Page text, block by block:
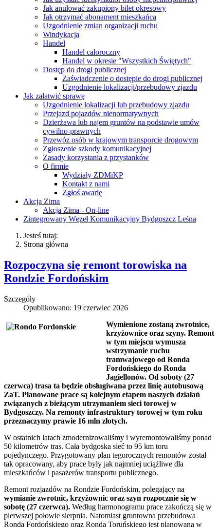
Jak anulować zakupiony bilet okresowy
Jak otrzymać abonament mieszkańca
Uzgodnienie zmian organizacji ruchu
Windykacja
Handel
Handel całoroczny
Handel w okresie "Wszystkich Świętych"
Dostęp do drogi publicznej
Zaświadczenie o dostępie do drogi publicznej
Uzgodnienie lokalizacji/przebudowy zjazdu
Jak załatwić sprawę
Uzgodnienie lokalizacji lub przebudowy zjazdu
Przejazd pojazdów nienormatywnych
Dzierżawa lub najem gruntów na podstawie umów
cywilno-prawnych
Przewóz osób w krajowym transporcie drogowym
Zgłoszenie szkody komunikacyjnej
Zasady korzystania z przystanków
O firmie
Wydziały ZDMiKP
Kontakt z nami
Zgłoś awarię
Akcja Zima
Akcja Zima - On-line
Zintegrowany Węzeł Komunikacyjny Bydgoszcz Leśna
Jesteś tutaj:
Strona główna
Rozpoczyna się remont torowiska na
Rondzie Fordońskim
Szczegóły
Opublikowano: 19 czerwiec 2026
Wymienione zostaną zwrotnice,
krzyżownice oraz szyny. Remont
w tym miejscu wymusza
wstrzymanie ruchu
tramwajowego od Ronda
Fordońskiego do Ronda
Jagiellonów. Od soboty (27
czerwca) trasa ta będzie obsługiwana przez linię autobusową
ZaT. Planowane prace są kolejnym etapem naszych działań
związanych z bieżącym utrzymaniem sieci torowej w
Bydgoszczy. Na remonty infrastruktury torowej w tym roku
przeznaczymy prawie 16 mln złotych.
W ostatnich latach zmodernizowaliśmy i wyremontowaliśmy ponad
50 kilometrów tras. Cała bydgoska sieć to 95 km toru
pojedynczego. Przygotowany plan tegorocznych remontów został
tak opracowany, aby prace były jak najmniej uciążliwe dla
mieszkańców i pasażerów transportu publicznego.
Remont rozjazdów na Rondzie Fordońskim, polegający na
wymianie zwrotnic, krzyżownic oraz szyn rozpocznie się w
sobotę (27 czerwca). Według harmonogramu prace zakończą się w
pierwszej połowie sierpnia. Natomiast gruntowna przebudowa
Ronda Fordońskiego oraz Ronda Toruńskiego jest planowana w